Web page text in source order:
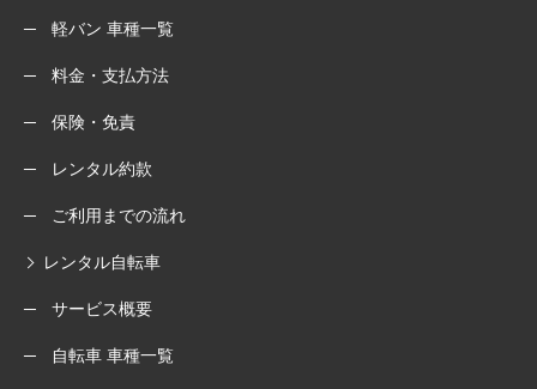
軽バン 車種一覧
料金・支払方法
保険・免責
レンタル約款
ご利用までの流れ
レンタル自転車
サービス概要
自転車 車種一覧